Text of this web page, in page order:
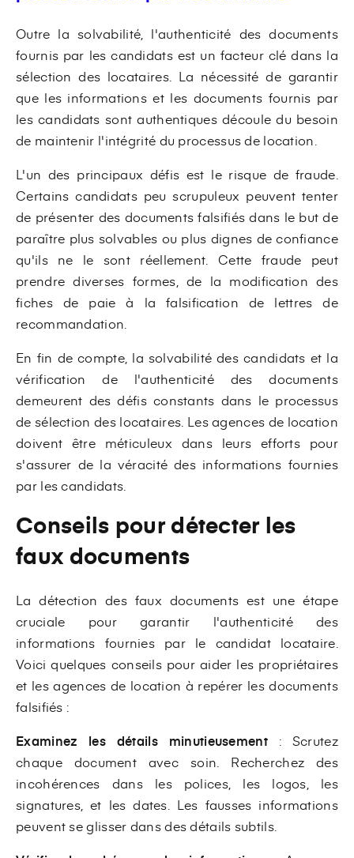
Outre la solvabilité, l'authenticité des documents
fournis par les candidats est un facteur clé dans la
sélection des locataires. La nécessité de garantir
que les informations et les documents fournis par
les candidats sont authentiques découle du besoin
de maintenir l'intégrité du processus de location.
L'un des principaux défis est le risque de fraude.
Certains candidats peu scrupuleux peuvent tenter
de présenter des documents falsifiés dans le but de
paraître plus solvables ou plus dignes de confiance
qu'ils ne le sont réellement. Cette fraude peut
prendre diverses formes, de la modification des
fiches de paie à la falsification de lettres de
recommandation.
En fin de compte, la solvabilité des candidats et la
vérification de l'authenticité des documents
demeurent des défis constants dans le processus
de sélection des locataires. Les agences de location
doivent être méticuleux dans leurs efforts pour
s'assurer de la véracité des informations fournies
par les candidats.
Conseils pour détecter les
faux documents
La détection des faux documents est une étape
cruciale pour garantir l'authenticité des
informations fournies par le candidat locataire.
Voici quelques conseils pour aider les propriétaires
et les agences de location à repérer les documents
falsifiés :
Examinez les détails minutieusement : Scrutez
chaque document avec soin. Recherchez des
incohérences dans les polices, les logos, les
signatures, et les dates. Les fausses informations
peuvent se glisser dans des détails subtils.